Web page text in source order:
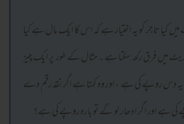
کیا تاجر کو یہ اختیار ہے کہ اس کا ایک مال ہے کیا
میں فرق رکھ سکتا ہے ۔ مثال کے طور پر ایک چیز
یہ دس روپے کی ہے ، اور وہ کہتا ہے اگر نقد رقم دے
ہے اور اگر ادھار لو گے تو بارہ روپے کی ہے؟